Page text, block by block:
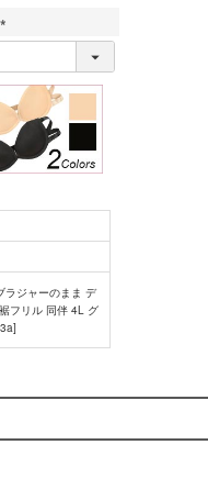
(
)
ラジャーのまま デ
フリル 同伴 4L グ